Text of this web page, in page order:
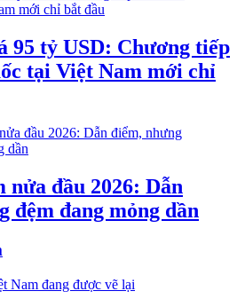
95 tỷ USD: Chương tiếp
tại Việt Nam mới chỉ
đầu 2026: Dẫn
đệm đang mỏng dần